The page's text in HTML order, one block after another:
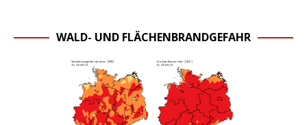
WALD- UND FLÄCHENBRANDGEFAHR